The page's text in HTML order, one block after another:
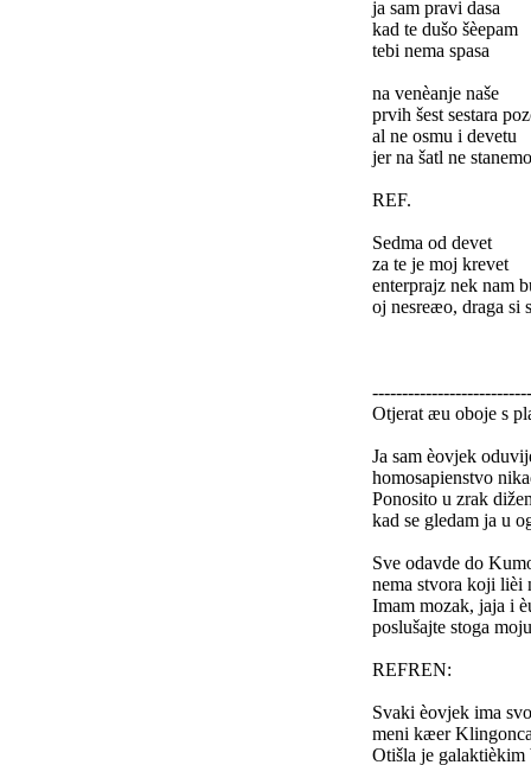
ja sam pravi dasa
kad te dušo šèepam
tebi nema spasa
na venèanje naše
prvih šest sestara
al ne osmu i devetu
jer na šatl ne
REF.
Sedma od devet
za te je moj krevet
enterprajz nek nam
oj nesreæo, draga si
Otjerat æu oboje s
Ja sam èovjek
homosapienstvo
Ponosito u zrak
kad se gledam ja u
Sve odavde do
nema stvora koji lièi
Imam mozak, jaja i
poslušajte stoga
REFREN:
Svaki èovjek ima
meni kæer
Otišla je galaktièkim